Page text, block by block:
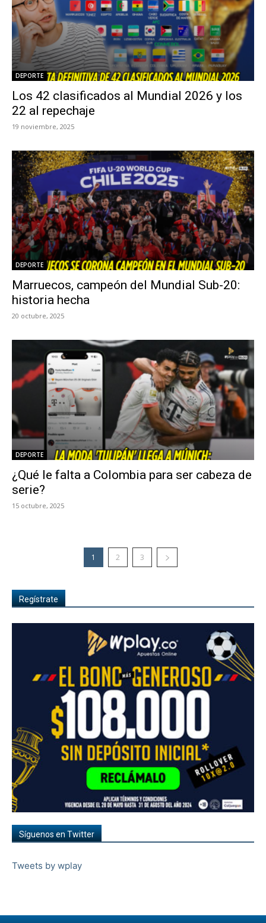
DEPORTE
Los 42 clasificados al Mundial 2026 y los
22 al repechaje
19 noviembre, 2025
DEPORTE
Marruecos, campeón del Mundial Sub-20:
historia hecha
20 octubre, 2025
DEPORTE
¿Qué le falta a Colombia para ser cabeza de
serie?
15 octubre, 2025
1 2 3
Regístrate
Síguenos en Twitter
Tweets by wplay